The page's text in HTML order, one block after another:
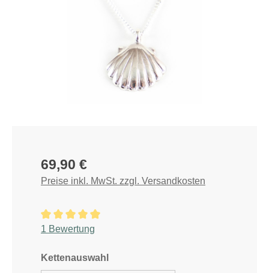
Regulärer Preis:
69,90 €
Preise inkl. MwSt. zzgl. Versandkosten
Durchschnittliche Bewertung von 5 von 5 Sternen
1 Bewertung
Kettenauswahl auswählen